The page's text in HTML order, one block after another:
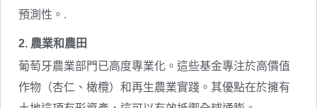
預測性。.
2. 農業和農田
葡萄牙農業部門已高度專業化。這些基金專注於高價值
作物（杏仁、橄欖）和再生農業實踐。其優點在於擁有